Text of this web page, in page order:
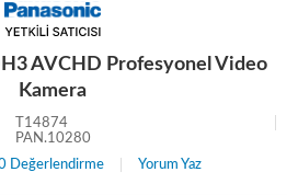
AVCHD Profesyonel Video
Kamera
T14874
PAN.10280
Değerlendirme
Yorum Yaz